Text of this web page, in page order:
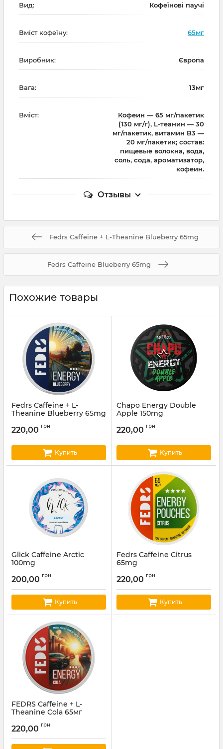
Вид: Кофеїнові паучі
Вміст кофеїну: 65мг
Виробник: Європа
Вага: 13мг
Вміст:
Кофеин — 65 мг/пакетик
(130 мг/г), L-теанин — 30
мг/пакетик, витамин B3 —
20 мг/пакетик; состав:
пищевые волокна, вода,
соль, сода, ароматизатор,
кофеин.
Отзывы
Fedrs Caffeine + L-Theanine Blueberry 65mg
Fedrs Caffeine Blueberry 65mg
Похожие товары
Fedrs Caffeine + L-
Theanine Blueberry 65mg
220,00 грн
Купить
Chapo Energy Double
Apple 150mg
220,00 грн
Купить
Glick Caffeine Arctic
100mg
200,00 грн
Купить
Fedrs Caffeine Citrus
65mg
220,00 грн
Купить
FEDRS Caffeine + L-
Theanine Cola 65мг
220,00 грн